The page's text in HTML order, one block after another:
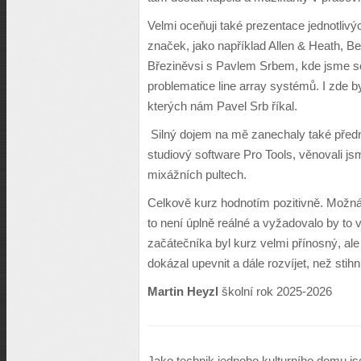
Velmi oceňuji také prezentace
značek, jako například Allen & Heath,
Březiněvsi s Pavlem Srbem, kde jsme
problematice line array systémů. I zde
kterých nám Pavel Srb říkal.
Silný dojem na mě zanechaly také
studiový software Pro Tools, věnovali
mixážních pultech.
Celkově kurz hodnotím pozitivně.
to není úplně reálné a vyžadovalo by
začátečníka byl kurz velmi přínosný,
dokázal upevnit a dále rozvíjet, než
Martin Heyzl školní rok 2025-2026